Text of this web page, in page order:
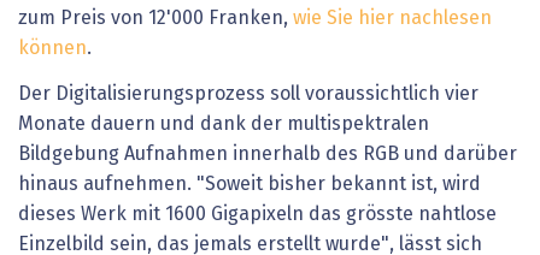
zum Preis von 12'000 Franken, wie Sie hier nachlesen
können.
Der Digitalisierungsprozess soll voraussichtlich vier
Monate dauern und dank der multispektralen
Bildgebung Aufnahmen innerhalb des RGB und darüber
hinaus aufnehmen. "Soweit bisher bekannt ist, wird
dieses Werk mit 1600 Gigapixeln das grösste nahtlose
Einzelbild sein, das jemals erstellt wurde", lässt sich